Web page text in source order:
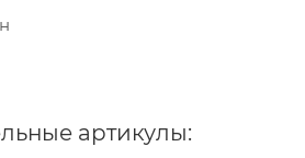
артикулы: